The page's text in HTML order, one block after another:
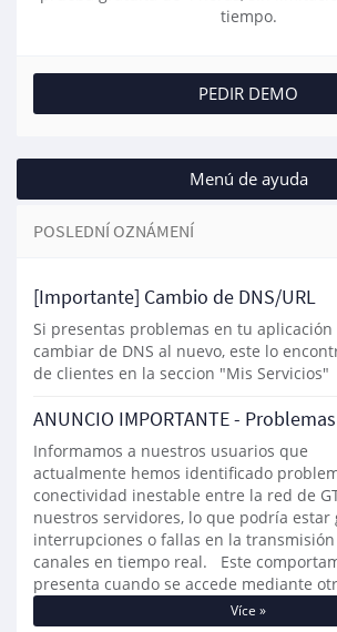
tiempo.
PEDIR DEMO
Menú de ayuda
POSLEDNÍ OZNÁMENÍ
[Importante] Cambio de DNS/URL
Si presentas problemas en tu
cambiar de DNS al nuevo, este lo
de clientes en la seccion "Mis Servicios"
ANUNCIO IMPORTANTE -
Informamos a nuestros usuarios que
actualmente hemos identificado
conectividad inestable entre la red de
nuestros servidores, lo que podría estar
interrupciones o fallas en la
canales en tiempo real. Este
presenta cuando se accede mediante
Více »